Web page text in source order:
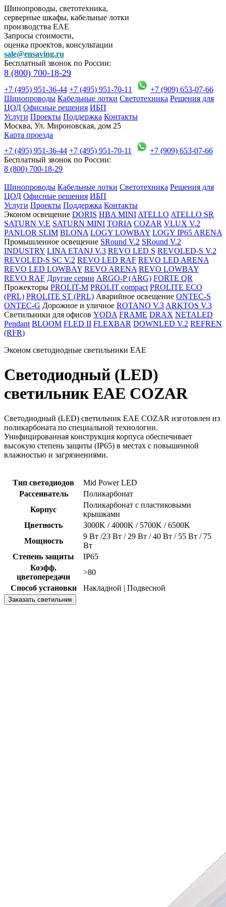
Шинопроводы, светотехника,
серверные шкафы, кабельные лотки
производства EAE
Запросы стоимости,
оценка проектов, консультации
sale@ensaving.ru
Бесплатный звонок по России:
8 (800) 700-18-29
+7 (495) 951-36-44 +7 (495) 951-70-11
+7 (909) 653-07-66
Шинопроводы Кабельные лотки Светотехника Решения для
ЦОД Офисные решения ИБП
Услуги Проекты Поддержка Контакты
Москва, Ул. Мироновская, дом 25
Карта проезда
+7 (495) 951-36-44 +7 (495) 951-70-11
+7 (909) 653-07-66
Бесплатный звонок по России:
8 (800) 700-18-29
Шинопроводы Кабельные лотки Светотехника Решения для
ЦОД Офисные решения ИБП
Услуги Проекты Поддержка Контакты
Эконом освещение DORIS HBA MINI ATELLO ATELLO SR
SATURN V.E SATURN MINI TORIA COZAR VLUX V.2
PANLOR SLIM BLONA LOGY LOWBAY LOGY IP65 ARENA
Промышленное освещение SRound V.2 SRound V.2
INDUSTRY LINA ETANJ V.3 REVO LED S REVOLED-S V.2
REVOLED-S SC V.2 REVO LED RAF REVO LED ARENA
REVO LED LOWBAY REVO ARENA REVO LOWBAY
REVO RAF Другие серии ARGO-P (ARG) FORTE QR
Прожекторы PROLIT-M PROLIT compact PROLITE ECO
(PRL) PROLITE ST (PRL) Аварийное освещение ONTEC-S
ONTEC-G Дорожное и уличное ROTANO V.3 ARKTOS V.3
Светильники для офисов YODA FRAME DRAX NETALED
Pendant BLOOM FLED II FLEXBAR DOWNLED V.2 REFREN
(RFR)
Эконом светодиодные светильники EAE
Светодиодный (LED)
светильник EAE COZAR
Светодиодный (LED) светильник EAE COZAR изготовлен из
поликарбоната по специальной технологии.
Унифицированная конструкция корпуса обеспечивает
высокую степень защиты (IP65) в местах с повышенной
влажностью и загрязнениями.
Тип светодиодов
Mid Power LED
Рассеиватель
Поликарбонат
Корпус
Поликарбонат с пластиковыми
крышками
Цветность
3000K / 4000K / 5700K / 6500K
Мощность
9 Вт /23 Вт / 29 Вт / 40 Вт / 55 Вт / 75
Вт
Степень защиты
IP65
Коэфф.
цветопередачи
>80
Способ установки
Накладной | Подвесной
Заказать светильник